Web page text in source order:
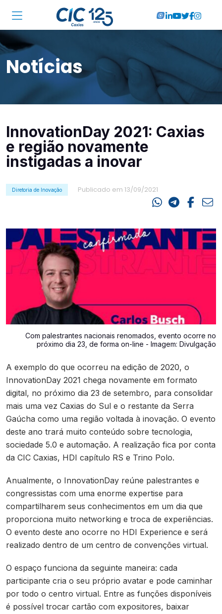
Institucional
Associadas
Soluções
Cursos
RA CIC Caxias
Contato
Notícias
InnovationDay 2021: Caxias
e região novamente
instigadas a inovar
Diretoria de Inovação Publicado em 13/09/2021
Com palestrantes nacionais renomados, evento ocorre no
próximo dia 23, de forma on-line - Imagem: Divulgação
A exemplo do que ocorreu na edição de 2020, o
InnovationDay 2021 chega novamente em formato
digital, no próximo dia 23 de setembro, para consolidar
mais uma vez Caxias do Sul e o restante da Serra
Gaúcha como uma região voltada à inovação. O evento
deste ano trará muito conteúdo sobre tecnologia,
sociedade 5.0 e automação. A realização fica por conta
da CIC Caxias, HDI capítulo RS e Trino Polo.
Anualmente, o InnovationDay reúne palestrantes e
congressistas com uma enorme expertise para
compartilharem seus conhecimentos em um dia que
proporciona muito networking e troca de experiências.
O evento deste ano ocorre no HDI Experience e será
realizado dentro de um centro de convenções virtual.
O espaço funciona da seguinte maneira: cada
participante cria o seu próprio avatar e pode caminhar
por todo o centro virtual. Entre as funções disponíveis
é possível trocar cartão com expositores, baixar